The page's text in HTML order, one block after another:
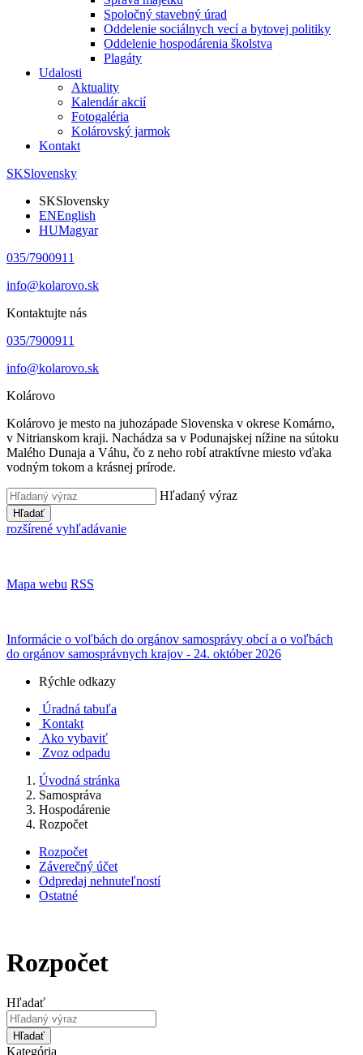
Spoločný stavebný úrad
Oddelenie sociálnych vecí a bytovej politiky
Oddelenie hospodárenia školstva
Plagáty
Udalosti
Aktuality
Kalendár akcií
Fotogaléria
Kolárovský jarmok
Kontakt
SKSlovensky
SKSlovensky
ENEnglish
HUMagyar
035/7900911
info@kolarovo.sk
Kontaktujte nás
035/7900911
info@kolarovo.sk
Kolárovo
Kolárovo je mesto na juhozápade Slovenska v okrese Komárno,
v Nitrianskom kraji. Nachádza sa v Podunajskej nížine na sútoku
Malého Dunaja a Váhu, čo z neho robí atraktívne miesto vďaka
vodným tokom a krásnej prírode.
Hľadaný výraz
Hľadať
rozšírené vyhľadávanie
Mapa webu RSS
Informácie o voľbách do orgánov samosprávy obcí a o voľbách
do orgánov samosprávnych krajov - 24. október 2026
Rýchle odkazy
Úradná tabuľa
Kontakt
Ako vybaviť
Zvoz odpadu
Úvodná stránka
Samospráva
Hospodárenie
Rozpočet
Rozpočet
Záverečný účet
Odpredaj nehnuteľností
Ostatné
Rozpočet
Hľadať
Hľadať
Kategória